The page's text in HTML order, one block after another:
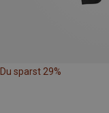
Du sparst 29%